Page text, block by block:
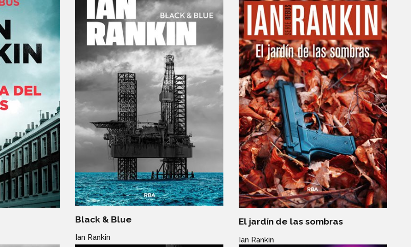
Black & Blue
Ian Rankin
El jardín de las sombras
Ian Rankin